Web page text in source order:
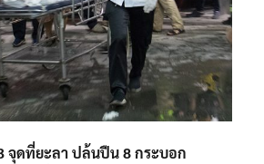
จุดที่ยะลา ปล้นปืน 8 กระบอก